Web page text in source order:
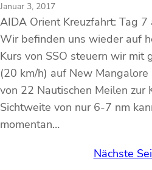
Januar 3, 2017
AIDA Orient Kreuzfahrt: Tag
Wir befinden uns wieder auf
Kurs von SSO steuern wir mit
(20 km/h) auf New
von 22 Nautischen Meilen zur
Sichtweite von nur 6-7 nm
momentan…
Nächste